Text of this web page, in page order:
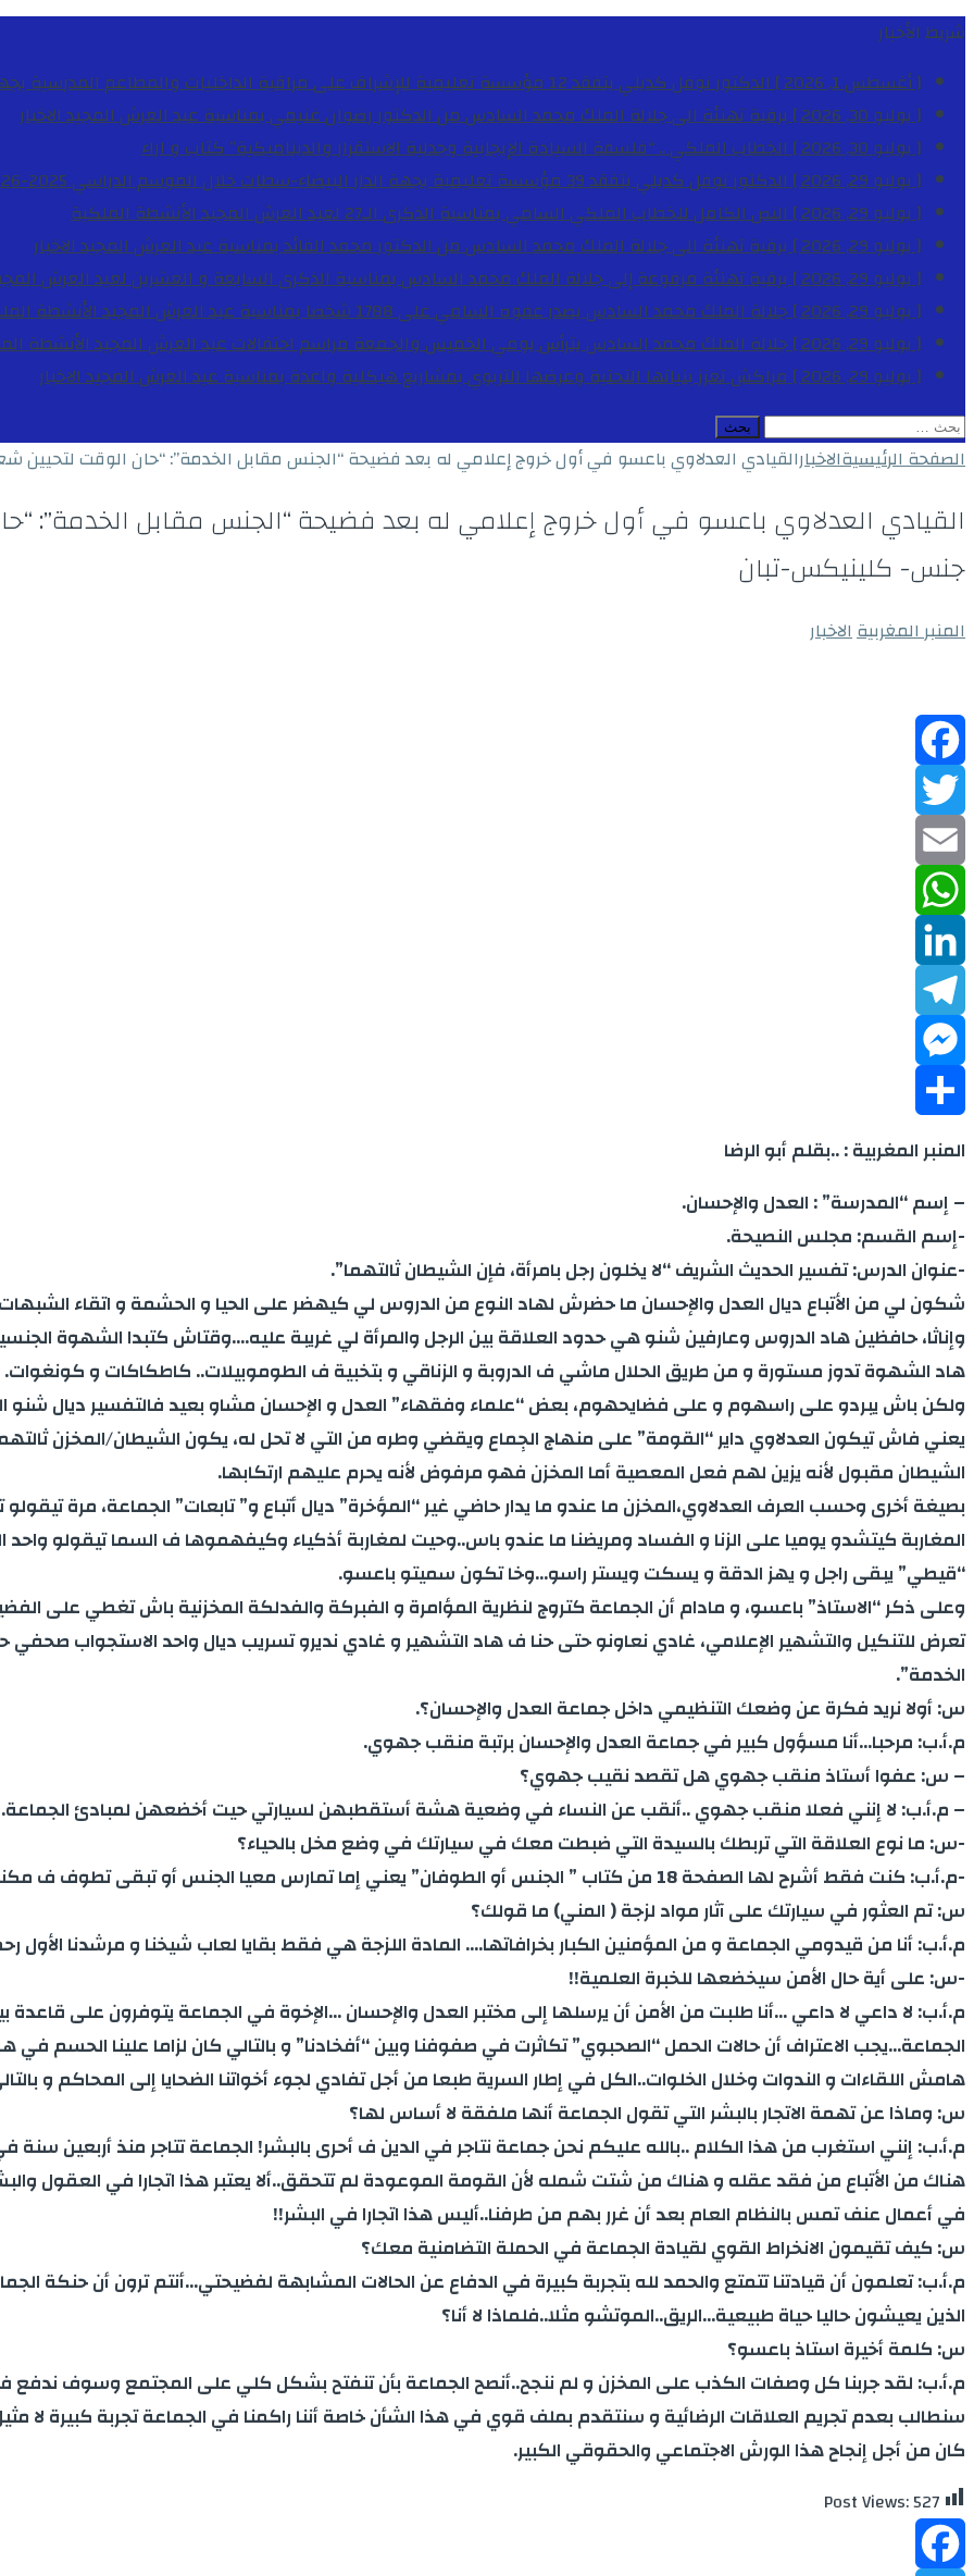
شريط الأخبار
[ أغسطس 1, 2026 ]
الدكتور نوفل كديلي يتفقد 12 مؤسسة تعليمية للإشراف على مراقبة الداخليات والمطاعم المدرسية بجهة الدار البيضاء-سطات
[ يوليو 30, 2026 ]
برقية تهنئة الى جلالة الملك محمد السادس من الدكتور رضوان غنيمي بمناسبة عيد العرش المجيدالاخبار
[ يوليو 30, 2026 ]
الخطاب الملكي .. “فلسفة السيادة الإيجابية وجدلية الاستقرار والديناميكية”كتاب و اراء
[ يوليو 29, 2026 ]
الدكتور نوفل كديلي يتفقد 39 مؤسسة تعليمية بجهة الدار البيضاء-سطات خلال الموسم الدراسي 2025-2026
[ يوليو 29, 2026 ]
النص الكامل للخطاب الملكي السامي بمناسبة الذكرى الـ27 لعيد العرش المجيد
الأنشطة الملكية
[ يوليو 29, 2026 ]
برقية تهنئة الى جلالة الملك محمد السادس من الدكتور محمد الفائد بمناسبة عيد العرش المجيدالاخبار
[ يوليو 29, 2026 ]
برقية تهنئة مرفوعة إلى جلالة الملك محمد السادس بمناسبة الذكرى السابعة و العشرين لعيد العرش
[ يوليو 29, 2026 ]
جلالة الملك محمد السادس يصدر عفوه السامي على 1788 شخصا بمناسبة عيد العرش المجيد
الأنشطة
[ يوليو 29, 2026 ]
جلالة الملك محمد السادس يترأس يومي الخميس والجمعة مراسم احتفالات عيد العرش المجيدالأنشطة
[ يوليو 29, 2026 ]
مراكش تعزز بنياتها التحتية وعرضها التربوي بمشاريع هيكلية واعدة بمناسبة عيد العرش المجيدالاخبار
البحث
عن:
الصفحة الرئيسيةالاخبارالقيادي العدلاوي باعسو في أول خروج إعلامي له بعد فضيحة “الجنس مقابل الخدمة”: “حان الوقت لتحيين
القيادي العدلاوي باعسو في أول خروج إعلامي له بعد فضيحة “الجنس مقابل الخدمة”:
جنس- كلينيكس-تبان
المنبر المغربيةالاخبار
Facebook
Twitter
Email
WhatsApp
LinkedIn
Telegram
Messenger
Share
المنبر المغربية : ..بقلم أبو الرضا
– إسم “المدرسة” : العدل والإحسان.
-إسم القسم: مجلس النصيحة.
-عنوان الدرس: تفسير الحديث الشريف “لا يخلون رجل بامرأة، فإن الشيطان ثالتهما”.
شكون لي من الأتباع ديال العدل والإحسان ما حضرش لهاد النوع من الدروس لي كيهضر على الحيا و الحشمة و اتقاء
وإناثا، حافظين هاد الدروس وعارفين شنو هي حدود العلاقة بين الرجل والمرأة لي غريبة عليه….وقتاش كتبدا الشهوة
هاد الشهوة تدوز مستورة و من طريق الحلال ماشي ف الدروبة و الزناقي و بتخبية ف الطوموبيلات.. كاطكاكات و كونغوات.
ولكن باش يبردو على راسهوم و على فضايحهوم، بعض “علماء وفقهاء” العدل و الإحسان مشاو بعيد فالتفسير ديال شنو
يعني فاش تيكون العدلاوي داير “القومة” على منهاج الجِماع ويقضي وطره من التي لا تحل له، يكون الشيطان/المخزن
الشيطان مقبول لأنه يزين لهم فعل المعصية أما المخزن فهو مرفوض لأنه يحرم عليهم ارتكابها.
بصيغة أخرى وحسب العرف العدلاوي،المخزن ما عندو ما يدار حاضي غير “المؤخرة” ديال أتباع و” تابعات” الجماعة، مرة
المغاربة كيتشدو يوميا على الزنا و الفساد ومريضنا ما عندو باس..وحيت لمغاربة أذكياء وكيفهموها ف السما تيقولو
“قيطي” يبقى راجل و يهز الدقة و يسكت ويستر راسو…وخا تكون سميتو باعسو.
وعلى ذكر “الاستاذ” باعسو، و مادام أن الجماعة كتروج لنظرية المؤامرة و الفبركة والفدلكة المخزنية باش تغطي على
تعرض للتنكيل والتشهير الإعلامي، غادي نعاونو حتى حنا ف هاد التشهير و غادي نديرو تسريب ديال واحد الاستجواب
الخدمة”.
س: أولا نريد فكرة عن وضعك التنظيمي داخل جماعة العدل والإحسان؟.
م.أ.ب: مرحبا…أنا مسؤول كبير في جماعة العدل والإحسان برتبة منقب جهوي.
– س: عفوا أستاذ منقب جهوي هل تقصد نقيب جهوي؟
– م.أ.ب: لا إنني فعلا منقب جهوي ..أنقب عن النساء في وضعية هشة أستقطبهن لسيارتي حيت أخضعهن لمبادئ الجماعة.
-س: ما نوع العلاقة التي تربطك بالسيدة التي ضبطت معك في سيارتك في وضع مخل بالحياء؟
-م.أ.ب: كنت فقط أشرح لها الصفحة 18 من كتاب ” الجنس أو الطوفان” يعني إما تمارس معيا الجنس أو تبقى تطوف ف مكناس تقلب على خدمة.
س: تم العثور في سيارتك على آثار مواد لزجة ( المني) ما قولك؟
م.أ.ب: أنا من قيدومي الجماعة و من المؤمنين الكبار بخرافاتها…. المادة اللزجة هي فقط بقايا لعاب شيخنا و مرشدنا الأول
-س: على أية حال الأمن سيخضعها للخبرة العلمية!!
م.أ.ب: لا داعي لا داعي …أنا طلبت من الأمن أن يرسلها إلى مختبر العدل والإحسان …الإخوة في الجماعة يتوفرون على قاعدة
الجماعة…يجب الاعتراف أن حالات الحمل “الصحبوي” تكاثرت في صفوفنا وبين “أفخادنا” و بالتالي كان لزاما علينا الحسم في
هامش اللقاءات و الندوات وخلال الخلوات..الكل في إطار السرية طبعا من أجل تفادي لجوء أخواتنا الضحايا إلى المحاكم و
س: وماذا عن تهمة الاتجار بالبشر التي تقول الجماعة أنها ملفقة لا أساس لها؟
هناك من الأتباع من فقد عقله و هناك من شتت شمله لأن القومة الموعودة لم تتحقق..ألا يعتبر هذا اتجارا في العقول
في أعمال عنف تمس بالنظام العام بعد أن غرر بهم من طرفنا..أليس هذا اتجارا في البشر!!
س: كيف تقيمون الانخراط القوي لقيادة الجماعة في الحملة التضامنية معك؟
م.أ.ب: تعلمون أن قيادتنا تتمتع والحمد لله بتجربة كبيرة في الدفاع عن الحالات المشابهة لفضيحتي…أنتم ترون أن حنكة
الذين يعيشون حاليا حياة طبيعية…الريق..الموتشو مثلا..فلماذا لا أنا؟
س: كلمة أخيرة استاذ باعسو؟
م.أ.ب: لقد جربنا كل وصفات الكذب على المخزن و لم ننجح..أنصح الجماعة بأن تنفتح بشكل كلي على المجتمع وسوف
سنطالب بعدم تجريم العلاقات الرضائية و سنتقدم بملف قوي في هذا الشأن خاصة أننا راكمنا في الجماعة تجربة كبيرة لا
كان من أجل إنجاح هذا الورش الاجتماعي والحقوقي الكبير.
Post Views:527